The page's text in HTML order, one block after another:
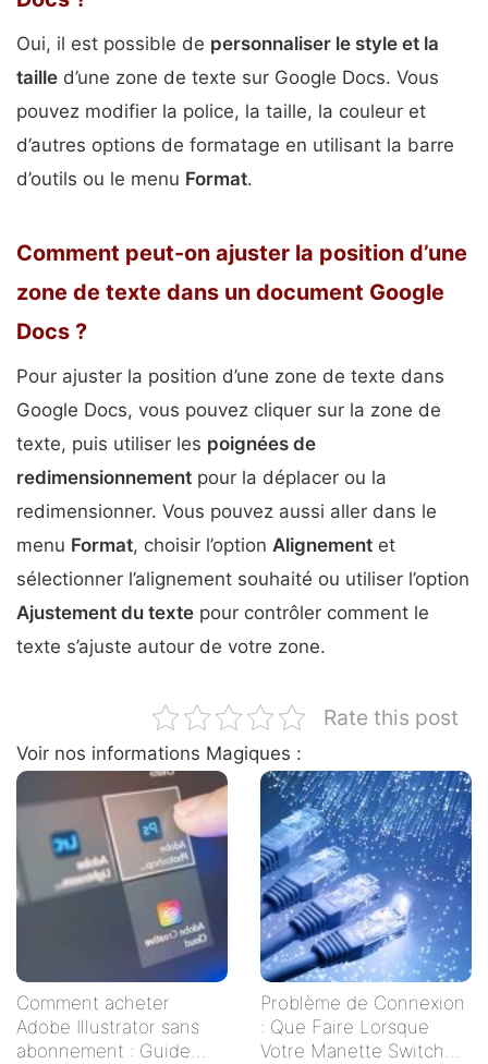
Oui, il est possible de personnaliser le style et la
taille d’une zone de texte sur Google Docs. Vous
pouvez modifier la police, la taille, la couleur et
d’autres options de formatage en utilisant la barre
d’outils ou le menu Format.
Comment peut-on ajuster la position d’une
zone de texte dans un document Google
Docs ?
Pour ajuster la position d’une zone de texte dans
Google Docs, vous pouvez cliquer sur la zone de
texte, puis utiliser les poignées de
redimensionnement pour la déplacer ou la
redimensionner. Vous pouvez aussi aller dans le
menu Format, choisir l’option Alignement et
sélectionner l’alignement souhaité ou utiliser l’option
Ajustement du texte pour contrôler comment le
texte s’ajuste autour de votre zone.
Rate this post
Voir nos informations Magiques :
Comment acheter
Adobe Illustrator sans
abonnement : Guide
Problème de Connexion
: Que Faire Lorsque
Votre Manette Switch